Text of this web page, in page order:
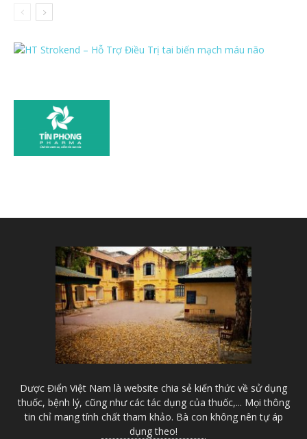
Dược Điển Việt Nam là website chia sẻ kiến thức về sử dụng
thuốc, bệnh lý, cũng như các tác dụng của thuốc,... Mọi thông
tin chỉ mang tính chất tham khảo. Bà con không nên tự áp
dụng theo!